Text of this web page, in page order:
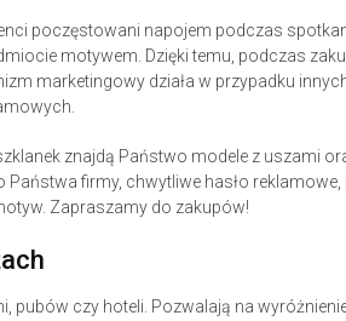
poczęstowani napojem podczas
motywem. Dzięki temu, podczas
marketingowy działa w przypadku
znajdą Państwo modele z uszami
firmy, chwytliwe hasło
Zapraszamy do zakupów!
pubów czy hoteli. Pozwalają na